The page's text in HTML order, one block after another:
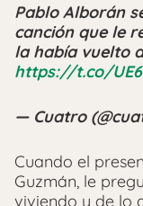
Pablo Alborán
canción que le
la había vuelto
https://t.co/
— Cuatro
Cuando el
Guzmán, le
viviendo y de lo